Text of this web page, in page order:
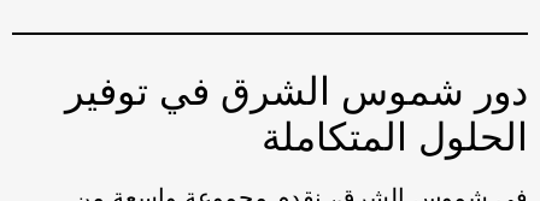
دور شموس الشرق في توفير
الحلول المتكاملة